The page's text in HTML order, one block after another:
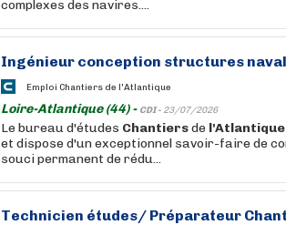
complexes des navires....
Ingénieur conception structures
Emploi Chantiers de l'Atlantique
Loire-Atlantique (44) - CDI - 23/07/2026
Le bureau d'études Chantiersde l'Atlantique
et dispose d'un exceptionnel savoir-faire de
souci permanent de rédu...
Technicien études/ Préparateur